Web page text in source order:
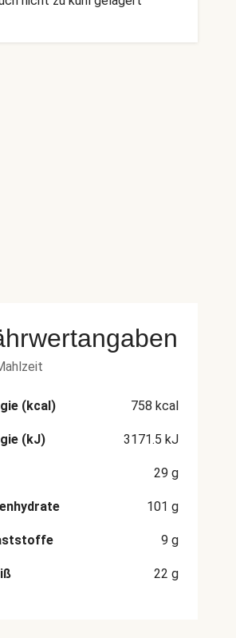
(kcal) 758 kcal
(kJ) 3171.5 kJ
29 g
101 g
9 g
22 g